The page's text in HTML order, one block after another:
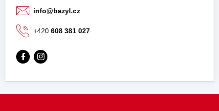
info@bazyl.cz
+420 608 381 027